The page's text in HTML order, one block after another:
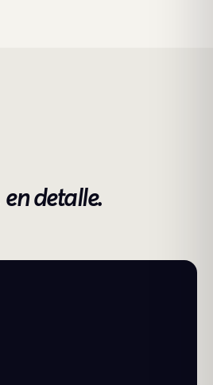
en detalle.